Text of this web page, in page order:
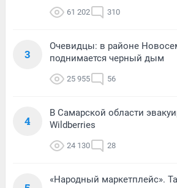
61 202 310
3
Очевидцы: в районе
поднимается черный дым
25 955 56
4
В Самарской области
Wildberries
24 130 28
«Народный маркетплейс».